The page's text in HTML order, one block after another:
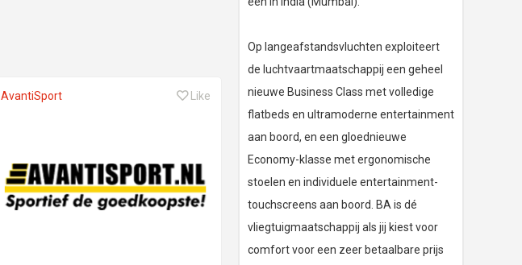
AvantiSport Like
Op langeafstandsvluchten exploiteert
de luchtvaartmaatschappij een geheel
nieuwe Business Class met volledige
flatbeds en ultramoderne entertainment
aan boord, en een gloednieuwe
Economy-klasse met ergonomische
stoelen en individuele entertainment-
touchscreens aan boord. BA is dé
vliegtuigmaatschappij als jij kiest voor
comfort voor een zeer betaalbare prijs